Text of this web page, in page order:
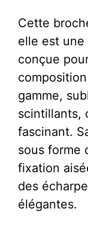
Cette
elle est
conçue
gamme,
scintillants,
fascinant.
sous forme
fixation
des
élégantes.